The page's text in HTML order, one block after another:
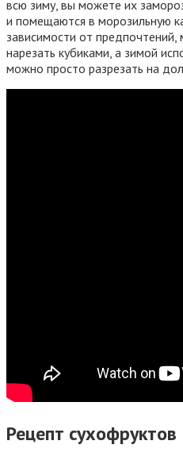
всю зиму, вы можете их
и помещаются в морозильную
зависимости от
нарезать кубиками, а зимой
можно просто разрезать на
Рецепт сухофруктов